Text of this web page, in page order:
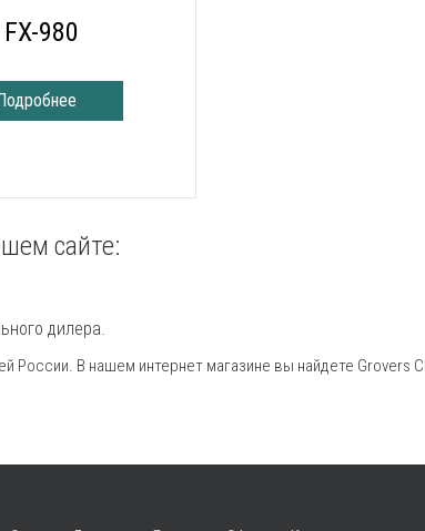
980
сайте:
дилера.
России. В нашем интернет магазине вы найдете Grovers